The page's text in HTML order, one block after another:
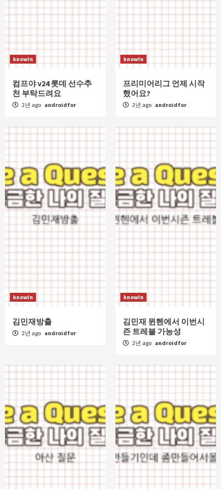
knowIn
컴프야 v24 롯데 선수추
천 부탁드려요
2년 ago androidfor
knowIn
프리미어리그 언제 시작
했어요?
2년 ago androidfor
knowIn
김민재방출
2년 ago androidfor
knowIn
김민재 뮌헨에서 이번시
즌 트레블 가능성
2년 ago androidfor